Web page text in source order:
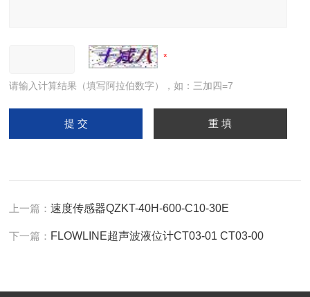
请输入计算结果（填写阿拉伯数字），如：三加四=7
上一篇：速度传感器QZKT-40H-600-C10-30E
下一篇： FLOWLINE超声波液位计CT03-01 CT03-00